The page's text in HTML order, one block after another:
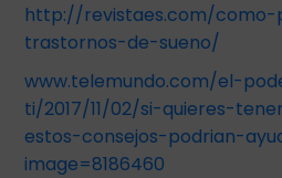
http://revistaes.com/como-
trastornos-de-sueno/
www.telemundo.com/el-
ti/2017/11/02/si-quieres-
estos-consejos-podrian-
image=8186460